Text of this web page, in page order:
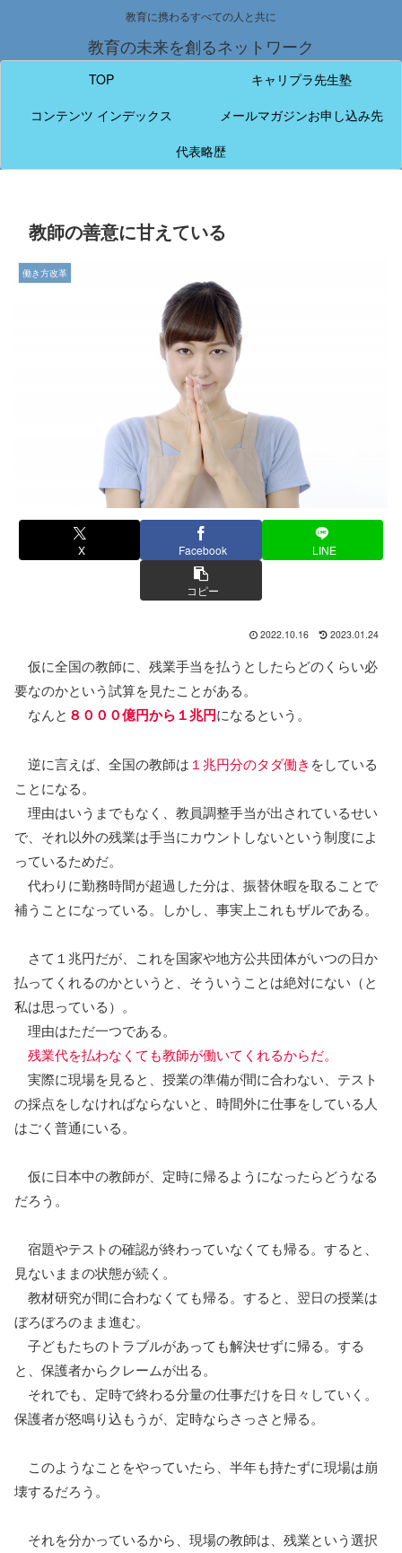
教育に携わるすべての人と共に
教育の未来を創るネットワーク
TOP
キャリプラ先生塾
コンテンツ インデックス
メールマガジンお申し込み先
代表略歴
教師の善意に甘えている
働き方改革
X Facebook LINE
コピー
2022.10.16 2023.01.24
仮に全国の教師に、残業手当を払うとしたらどのくらい必
要なのかという試算を見たことがある。
なんと ８０００億円から１兆円になるという。
逆に言えば、全国の教師は１兆円分のタダ働き をしている
ことになる。
理由はいうまでもなく、教員調整手当が出されているせい
で、それ以外の残業は手当にカウントしないという制度によ
っているためだ。
代わりに勤務時間が超過した分は、振替休暇を取ることで
補うことになっている。しかし、事実上これもザルである。
さて１兆円だが、これを国家や地方公共団体がいつの日か
払ってくれるのかというと、そういうことは絶対にない（と
私は思っている）。
理由はただ一つである。
残業代を払わなくても教師が働いてくれるからだ。
実際に現場を見ると、授業の準備が間に合わない、テスト
の採点をしなければならないと、時間外に仕事をしている人
はごく普通にいる。
仮に日本中の教師が、定時に帰るようになったらどうなる
だろう。
宿題やテストの確認が終わっていなくても帰る。すると、
見ないままの状態が続く。
教材研究が間に合わなくても帰る。すると、翌日の授業は
ぼろぼろのまま進む。
子どもたちのトラブルがあっても解決せずに帰る。する
と、保護者からクレームが出る。
それでも、定時で終わる分量の仕事だけを日々していく。
保護者が怒鳴り込もうが、定時ならさっさと帰る。
このようなことをやっていたら、半年も持たずに現場は崩
壊するだろう。
それを分かっているから、現場の教師は、残業という選択